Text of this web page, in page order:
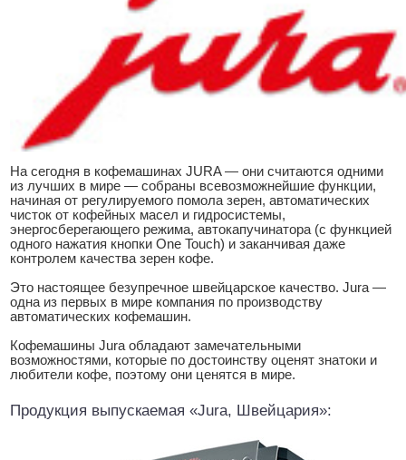
На сегодня в кофемашинах JURA — они считаются одними
из лучших в мире — собраны всевозможнейшие функции,
начиная от регулируемого помола зерен, автоматических
чисток от кофейных масел и гидросистемы,
энергосберегающего режима, автокапучинатора (с функцией
одного нажатия кнопки One Touch) и заканчивая даже
контролем качества зерен кофе.
Это настоящее безупречное швейцарское качество. Jura —
одна из первых в мире компания по производству
автоматических кофемашин.
Кофемашины Jura обладают замечательными
возможностями, которые по достоинству оценят знатоки и
любители кофе, поэтому они ценятся в мире.
Продукция выпускаемая «Jura, Швейцария»: